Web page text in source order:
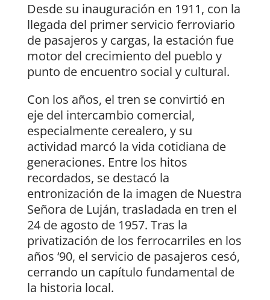
Desde su inauguración en 1911, con la
llegada del primer servicio ferroviario
de pasajeros y cargas, la estación fue
motor del crecimiento del pueblo y
punto de encuentro social y cultural.
Con los años, el tren se convirtió en
eje del intercambio comercial,
especialmente cerealero, y su
actividad marcó la vida cotidiana de
generaciones. Entre los hitos
recordados, se destacó la
entronización de la imagen de Nuestra
Señora de Luján, trasladada en tren el
24 de agosto de 1957. Tras la
privatización de los ferrocarriles en los
años ‘90, el servicio de pasajeros cesó,
cerrando un capítulo fundamental de
la historia local.